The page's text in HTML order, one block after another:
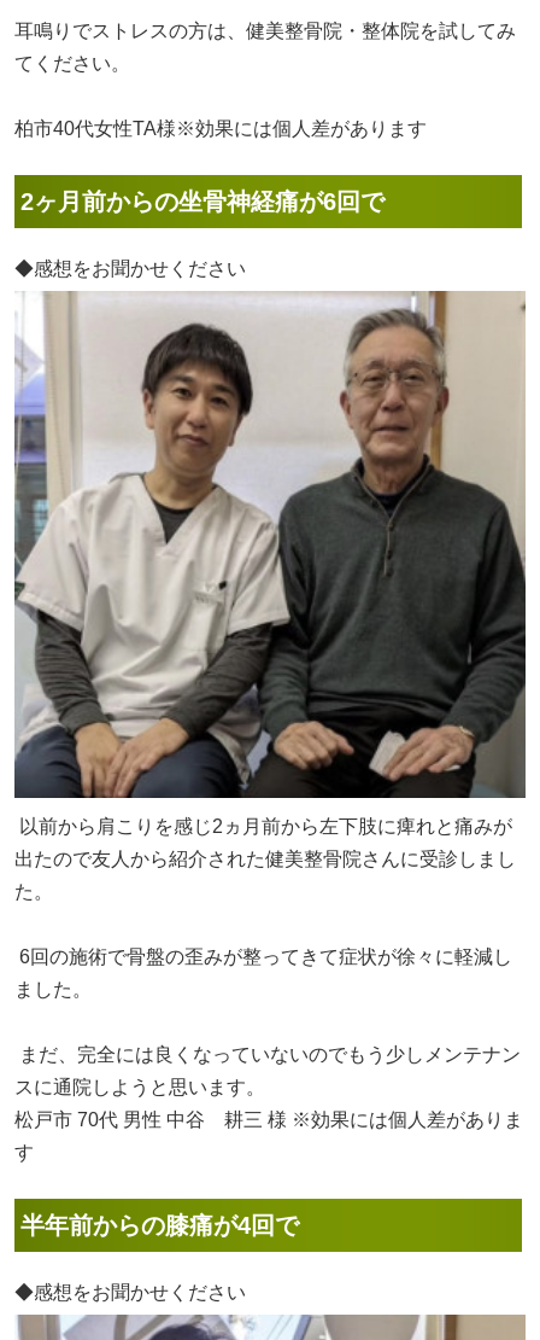
耳鳴りでストレスの方は、健美整骨院・整体院を試してみ
てください。
柏市40代女性TA様※効果には個人差があります
2ヶ月前からの坐骨神経痛が6回で
◆感想をお聞かせください
以前から肩こりを感じ2ヵ月前から左下肢に痺れと痛みが
出たので友人から紹介された健美整骨院さんに受診しまし
た。
6回の施術で骨盤の歪みが整ってきて症状が徐々に軽減し
ました。
まだ、完全には良くなっていないのでもう少しメンテナン
スに通院しようと思います。
松戸市 70代 男性 中谷 耕三 様 ※効果には個人差がありま
す
半年前からの膝痛が4回で
◆感想をお聞かせください